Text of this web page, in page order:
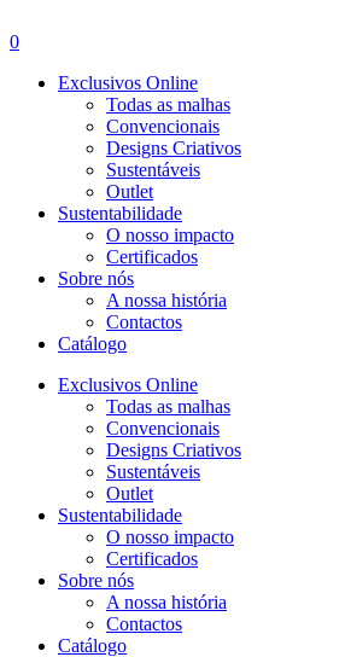
0
Exclusivos Online
Todas as malhas
Convencionais
Designs Criativos
Sustentáveis
Outlet
Sustentabilidade
O nosso impacto
Certificados
Sobre nós
A nossa história
Contactos
Catálogo
Exclusivos Online
Todas as malhas
Convencionais
Designs Criativos
Sustentáveis
Outlet
Sustentabilidade
O nosso impacto
Certificados
Sobre nós
A nossa história
Contactos
Catálogo